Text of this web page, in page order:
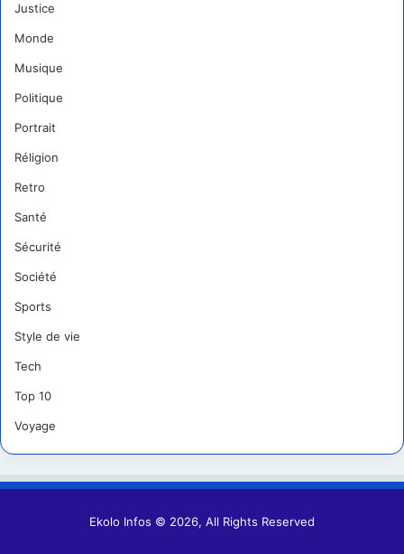
Justice
Monde
Musique
Politique
Portrait
Réligion
Retro
Santé
Sécurité
Société
Sports
Style de vie
Tech
Top 10
Voyage
Ekolo Infos © 2026, All Rights Reserved